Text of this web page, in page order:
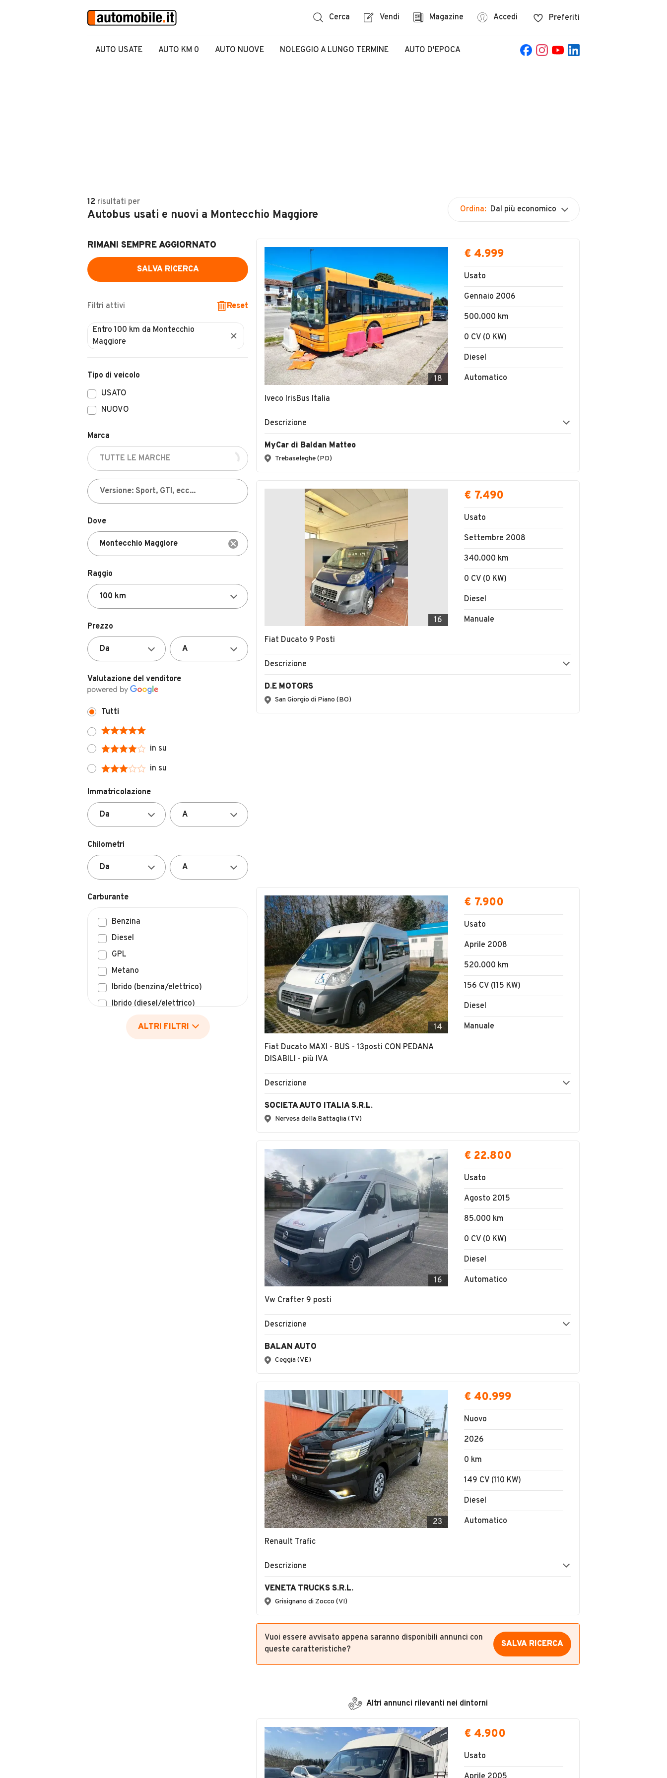
Cerca Vendi Magazine Accedi Preferiti
AUTO USATE AUTO KM 0 AUTO NUOVE NOLEGGIO A LUNGO TERMINE AUTO D'EPOCA
12 risultati per
Autobus usati e nuovi a Montecchio Maggiore Ordina: Dal più economico
RIMANI SEMPRE AGGIORNATO
SALVA RICERCA
Filtri attivi Reset
USATO
NUOVO
Benzina
Diesel
GPL
Metano
Ibrido (benzina/elettrico)
Ibrido (diesel/elettrico)
Elettrico
Idrogeno
ALTRI FILTRI
18
Iveco IrisBus Italia
€ 4.999
Usato
Gennaio 2006
500.000 km
0 CV (0 KW)
Diesel
Automatico
Descrizione
MyCar di Baldan Matteo
Trebaseleghe (PD)
16
Fiat Ducato 9 Posti
€ 7.490
Usato
Settembre 2008
340.000 km
0 CV (0 KW)
Diesel
Manuale
Descrizione
D.E MOTORS
San Giorgio di Piano (BO)
14
Fiat Ducato MAXI - BUS - 13posti CON PEDANA
DISABILI - più IVA
€ 7.900
Usato
Aprile 2008
520.000 km
156 CV (115 KW)
Diesel
Manuale
Descrizione
SOCIETA AUTO ITALIA S.R.L.
Nervesa della Battaglia (TV)
16
Vw Crafter 9 posti
€ 22.800
Usato
Agosto 2015
85.000 km
0 CV (0 KW)
Diesel
Automatico
Descrizione
BALAN AUTO
Ceggia (VE)
23
Renault Trafic
€ 40.999
Nuovo
2026
0 km
149 CV (110 KW)
Diesel
Automatico
Descrizione
VENETA TRUCKS S.R.L.
Grisignano di Zocco (VI)
Vuoi essere avvisato appena saranno disponibili annunci con
queste caratteristiche?
SALVA RICERCA
Altri annunci rilevanti nei dintorni
€ 4.900
Usato